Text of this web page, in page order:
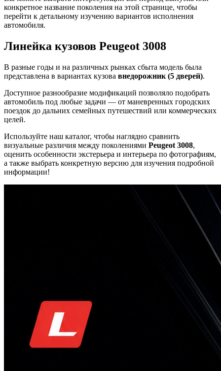
конкретное название поколения на этой странице, чтобы
перейти к детальному изучению вариантов исполнения
автомобиля.
Линейка кузовов Peugeot 3008
В разные годы и на различных рынках сбыта модель была
представлена в вариантах кузова внедорожник (5 дверей).
Доступное разнообразие модификаций позволяло подобрать
автомобиль под любые задачи — от маневренных городских
поездок до дальних семейных путешествий или коммерческих
целей.
Используйте наш каталог, чтобы наглядно сравнить
визуальные различия между поколениями Peugeot 3008,
оценить особенности экстерьера и интерьера по фотографиям,
а также выбрать конкретную версию для изучения подробной
информации!